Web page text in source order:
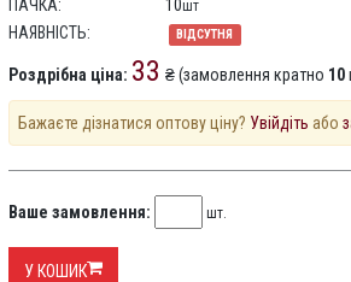
ПАЧКА:
10шт
НАЯВНІСТЬ: ВІДСУТНЯ
Роздрібна ціна: 33 ₴ (замовлення кратно 10
Бажаєте дізнатися оптову ціну? Увійдіть або
Ваше замовлення: шт.
У КОШИК